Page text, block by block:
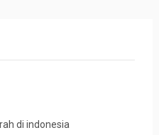
di indonesia